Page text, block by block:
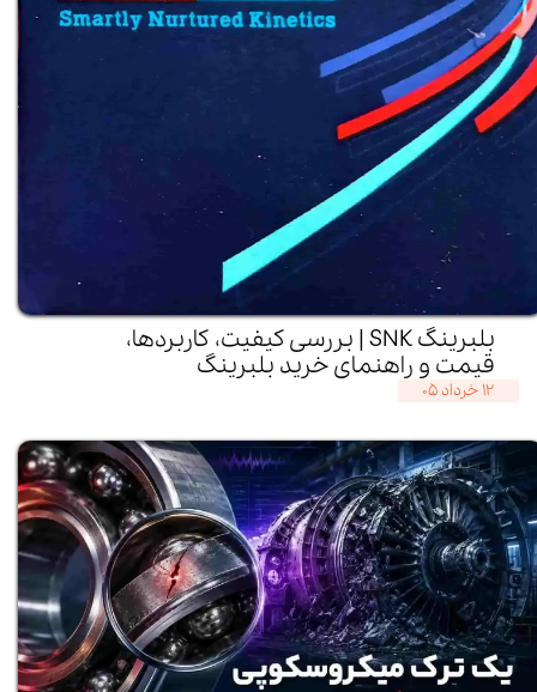
بلبرینگ SNK | بررسی کیفیت، کاربردها،
قیمت و راهنمای خرید بلبرینگ
۱۲ خرداد ۰۵